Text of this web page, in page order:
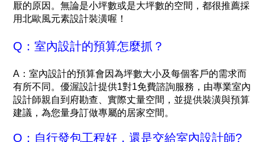
厭的原因。無論是小坪數或是大坪數的空間，都很推薦採
用北歐風元素設計裝潢喔！
Q：室內設計的預算怎麼抓？
A：室內設計的預算會因為坪數大小及每個客戶的需求而
有所不同。優渥設計提供1對1免費諮詢服務，由專業室內
設計師親自到府勘查、實際丈量空間，並提供裝潢與預算
建議，為您量身訂做專屬的居家空間。
Q：自行發包工程好，還是交給室內設計師?